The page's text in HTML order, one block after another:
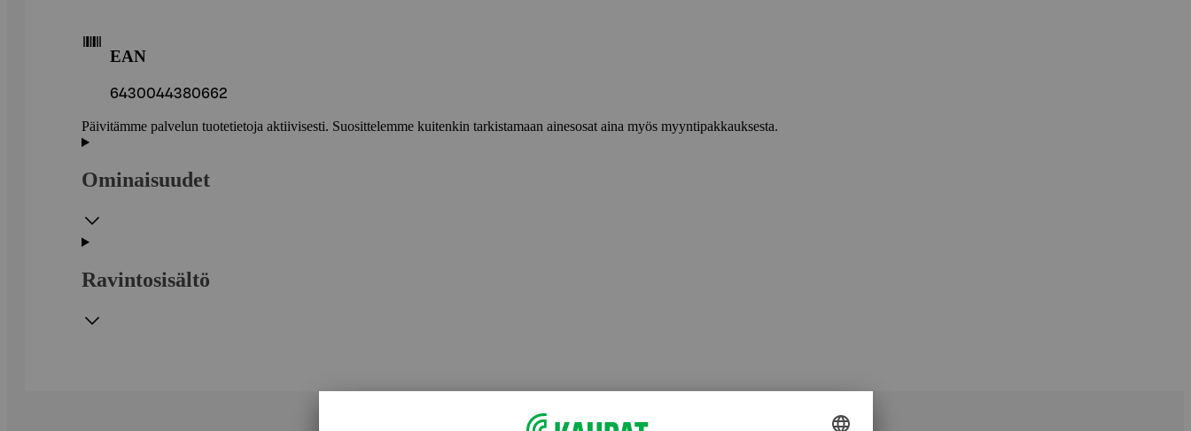
EAN
6430044380662
Päivitämme palvelun tuotetietoja aktiivisesti. Suosittelemme kuitenkin tarkistamaan ainesosat aina myös myyntipakkauksesta.
Ominaisuudet
Ravintosisältö